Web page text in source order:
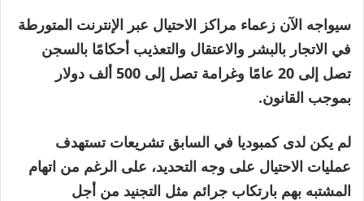
سيواجه الآن زعماء مراكز الاحتيال عبر الإنترنت المتورطة
في الاتجار بالبشر والاعتقال والتعذيب أحكامًا بالسجن
تصل إلى 20 عامًا وغرامة تصل إلى 500 ألف دولار
بموجب القانون.
لم يكن لدى كمبوديا في السابق تشريعات تستهدف
عمليات الاحتيال على وجه التحديد، على الرغم من اتهام
المشتبه بهم بارتكاب جرائم مثل التجنيد من أجل